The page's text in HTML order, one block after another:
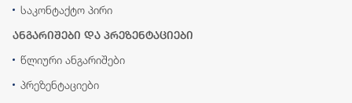
საკონტაქტო პირი
ანგარიშები და პრეზენტაციები
წლიური ანგარიშები
პრეზენტაციები